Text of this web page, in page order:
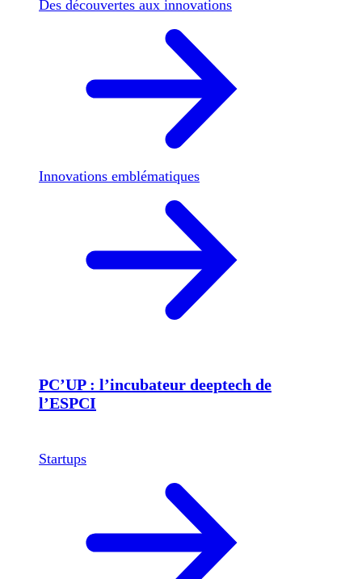
Des découvertes aux innovations
Innovations emblématiques
PC’UP : l’incubateur deeptech de
l’ESPCI
Startups